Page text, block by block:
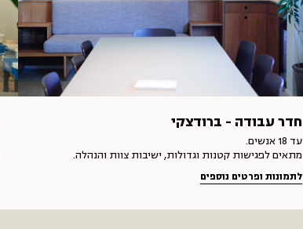
חדר עבודה - ברודצקי
עד 18 אנשים.
מתאים לפגישות קטנות וגדולות, ישיבות צוות והנהלה.
לתמונות ופרטים נוספים